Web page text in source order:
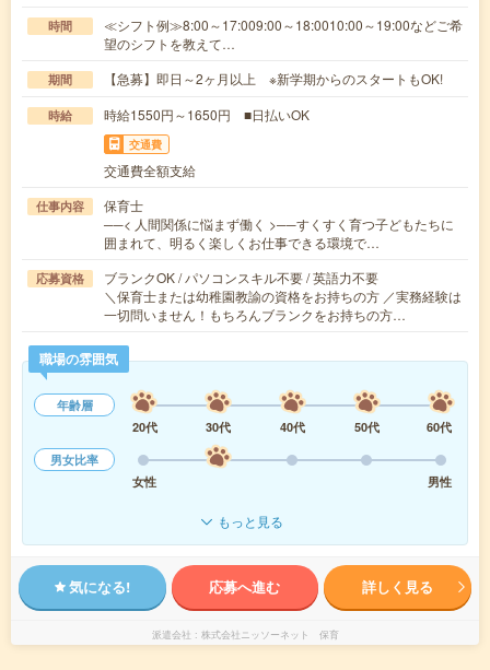
時間
≪シフト例≫8:00～17:009:00～18:0010:00～19:00などご希
望のシフトを教えて…
期間 【急募】即日～2ヶ月以上 ※新学期からのスタートもOK!
時給 時給1550円～1650円 ■日払いOK
交通費
交通費全額支給
仕事内容
保育士
──< 人間関係に悩まず働く >──すくすく育つ子どもたちに
囲まれて、明るく楽しくお仕事できる環境で…
応募資格
ブランクOK / パソコンスキル不要 / 英語力不要
＼保育士または幼稚園教諭の資格をお持ちの方 ／実務経験は
一切問いません！もちろんブランクをお持ちの方…
職場の雰囲気
年齢層
20代
30代 40代 50代
60代
男女比率
女性
男性
もっと見る
気になる! 応募へ進む 詳しく見る
派遣会社 株式会社ニッソーネット 保育